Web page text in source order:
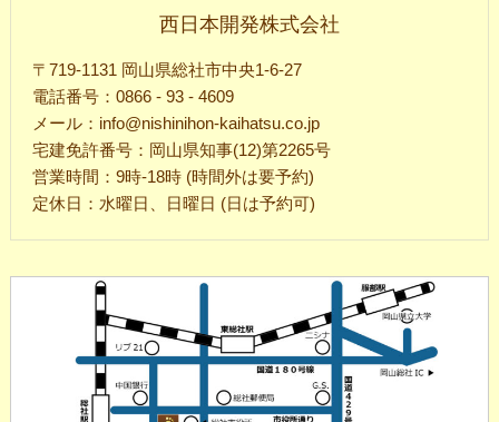
西日本開発株式会社
〒719-1131 岡山県総社市中央1-6-27
電話番号：0866 - 93 - 4609
メール：info@nishinihon-kaihatsu.co.jp
宅建免許番号：岡山県知事(12)第2265号
営業時間：9時-18時 (時間外は要予約)
定休日：水曜日、日曜日 (日は予約可)